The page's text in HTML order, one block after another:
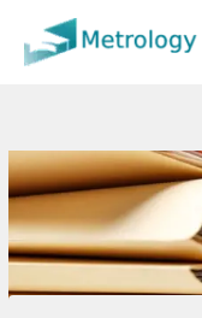
вмісту